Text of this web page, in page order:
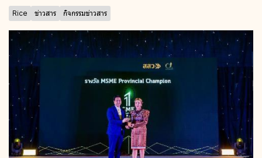
Rice ข่าวสาร กิจกรรมข่าวสาร